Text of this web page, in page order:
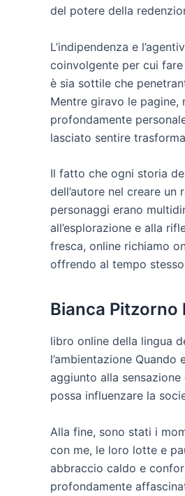
del potere della
L’indipendenza e
coinvolgente per cui
è sia sottile che
Mentre giravo le pagine,
profondamente
lasciato sentire
Il fatto che ogni storia
dell’autore nel creare
personaggi erano
all’esplorazione e alla
fresca, online richiamo
offrendo al tempo
Bianca
libro online della lingua
l’ambientazione
aggiunto alla
possa influenzare la
Alla fine, sono stati i
con me, le loro lotte e
abbraccio caldo e
profondamente